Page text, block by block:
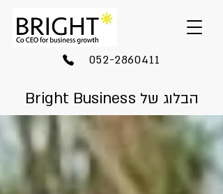
052-2860411
הבלוג של Bright Business